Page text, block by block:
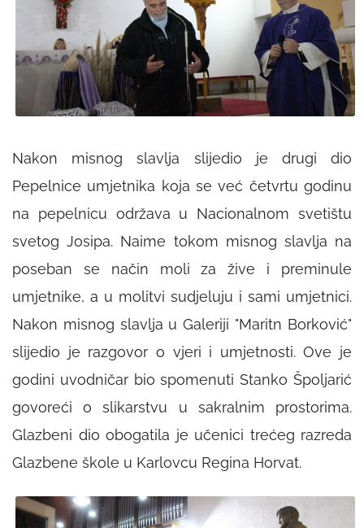
Nakon misnog slavlja slijedio je drugi dio
Pepelnice umjetnika koja se već četvrtu godinu
na pepelnicu održava u Nacionalnom svetištu
svetog Josipa. Naime tokom misnog slavlja na
poseban se način moli za žive i preminule
umjetnike, a u molitvi sudjeluju i sami umjetnici.
Nakon misnog slavlja u Galeriji "Maritn Borković"
slijedio je razgovor o vjeri i umjetnosti. Ove je
godini uvodničar bio spomenuti Stanko Špoljarić
govoreći o slikarstvu u sakralnim prostorima.
Glazbeni dio obogatila je učenici trećeg razreda
Glazbene škole u Karlovcu Regina Horvat.